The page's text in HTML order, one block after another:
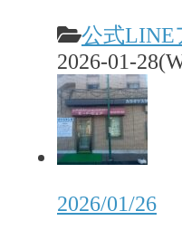
公式LINE
2026-01-
2026/01/26